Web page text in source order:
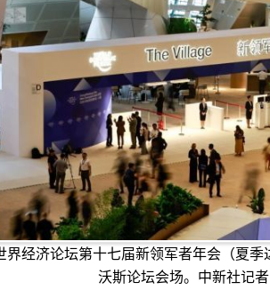
界经济论坛第十七届新领军者年会（夏
沃斯论坛会场。中新社记